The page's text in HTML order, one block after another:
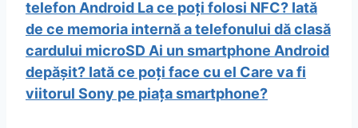
telefon Android La ce poți folosi NFC? Iată
de ce memoria internă a telefonului dă clasă
cardului microSD Ai un smartphone Android
depășit? Iată ce poți face cu el Care va fi
viitorul Sony pe piața smartphone?